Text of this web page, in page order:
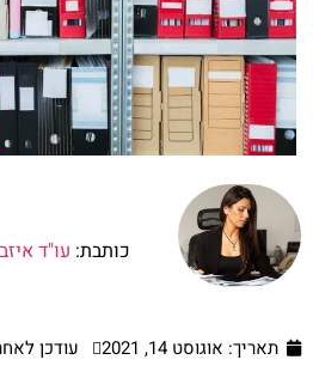
כותבת: עו"ד
תאריך: אוגוסט 14, 2021 עודכן לאחרונה: 2